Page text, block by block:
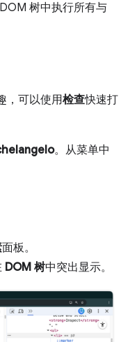
树中执行所有与
，可以使用检查快速打
。从菜单中
面板。
DOM 树中突出显示。